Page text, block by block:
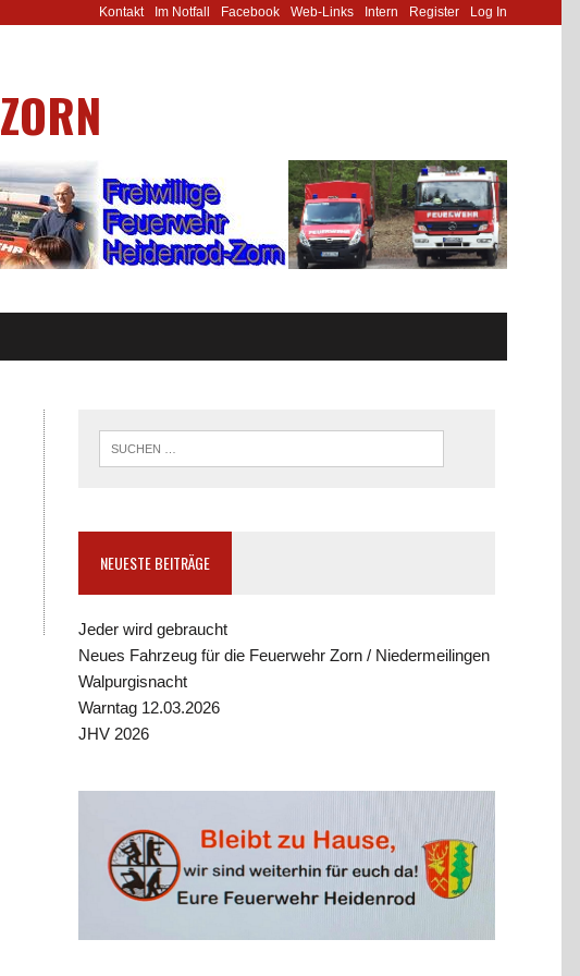
Kontakt Im Notfall Facebook Web-Links Intern Register Log In
NEUESTE BEITRÄGE
Jeder wird gebraucht
Neues Fahrzeug für die Feuerwehr Zorn / Niedermeilingen
Walpurgisnacht
Warntag 12.03.2026
JHV 2026